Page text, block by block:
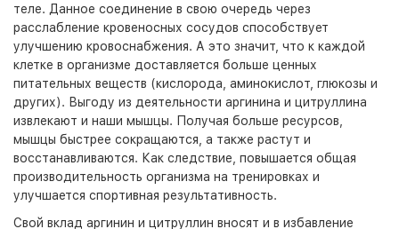
теле. Данное соединение в свою очередь через
расслабление кровеносных сосудов способствует
улучшению кровоснабжения. А это значит, что к каждой
клетке в организме доставляется больше ценных
питательных веществ (кислорода, аминокислот, глюкозы и
других). Выгоду из деятельности аргинина и цитруллина
извлекают и наши мышцы. Получая больше ресурсов,
мышцы быстрее сокращаются, а также растут и
восстанавливаются. Как следствие, повышается общая
производительность организма на тренировках и
улучшается спортивная результативность.
Свой вклад аргинин и цитруллин вносят и в избавление